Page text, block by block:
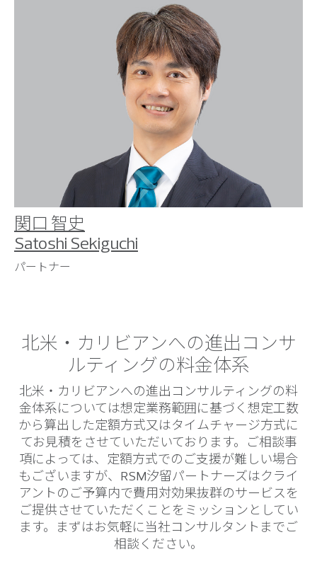
関口 智史
Satoshi Sekiguchi
パートナー
北米・カリビアンへの進出コンサ
ルティングの料金体系
北米・カリビアンへの進出コンサルティングの料
金体系については想定業務範囲に基づく想定工数
から算出した定額方式又はタイムチャージ方式に
てお見積をさせていただいております。ご相談事
項によっては、定額方式でのご支援が難しい場合
もございますが、RSM汐留パートナーズはクライ
アントのご予算内で費用対効果抜群のサービスを
ご提供させていただくことをミッションとしてい
ます。まずはお気軽に当社コンサルタントまでご
相談ください。